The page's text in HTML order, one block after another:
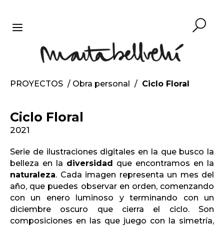
contenido
MENÚ
PROYECTOS / Obra personal / Ciclo Floral
Ciclo Floral
2021
Serie de ilustraciones digitales en la que busco la
belleza en la diversidad que encontramos en la
naturaleza. Cada imagen representa un mes del
año, que puedes observar en orden, comenzando
con un enero luminoso y terminando con un
diciembre oscuro que cierra el ciclo. Son
composiciones en las que juego con la simetría,